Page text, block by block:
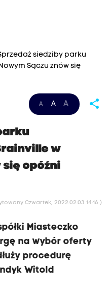
siedziby parku
Sączu znów się
A A A share
w
się opóźni
Czwartek, 2022.02.03 14:16 )
Miasteczko
na wybór oferty
procedurę
Witold